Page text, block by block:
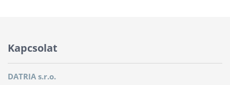
Kapcsolat
DATRIA s.r.o.